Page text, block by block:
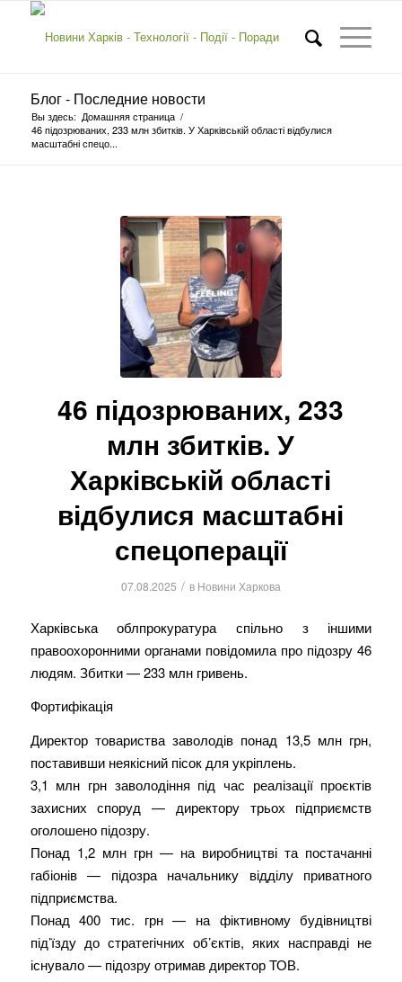
Блог - Последние новости
Вы здесь: Домашняя страница /
46 підозрюваних, 233 млн збитків. У Харківській області відбулися
масштабні спецо...
46 підозрюваних, 233
млн збитків. У
Харківській області
відбулися масштабні
спецоперації
07.08.2025 / в Новини Харкова
Харківська облпрокуратура спільно з іншими
правоохоронними органами повідомила про підозру 46
людям. Збитки — 233 млн гривень.
Фортифікація
Директор товариства заволодів понад 13,5 млн грн,
поставивши неякісний пісок для укріплень.
3,1 млн грн заволодіння під час реалізації проєктів
захисних споруд — директору трьох підприємств
оголошено підозру.
Понад 1,2 млн грн — на виробництві та постачанні
габіонів — підозра начальнику відділу приватного
підприємства.
Понад 400 тис. грн — на фіктивному будівництві
під’їзду до стратегічних об’єктів, яких насправді не
існувало — підозру отримав директор ТОВ.